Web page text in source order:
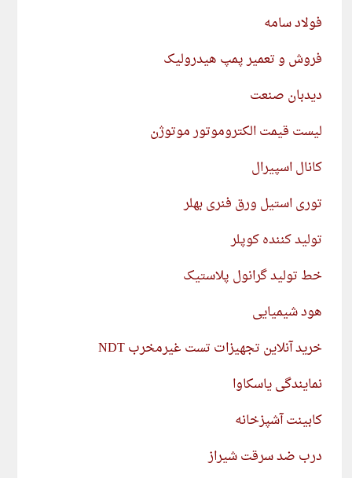
فولاد سامه
فروش و تعمیر پمپ هیدرولیک
دیدبان صنعت
لیست قیمت الکتروموتور موتوژن
کانال اسپیرال
توری استیل ورق فنری بهلر
تولید کننده کوپلر
خط تولید گرانول پلاستیک
هود شیمیایی
خرید آنلاین تجهیزات تست غیرمخرب NDT
نمایندگی یاسکاوا
کابینت آشپزخانه
درب ضد سرقت شیراز